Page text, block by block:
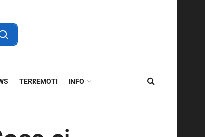
TERREMOTI INFO